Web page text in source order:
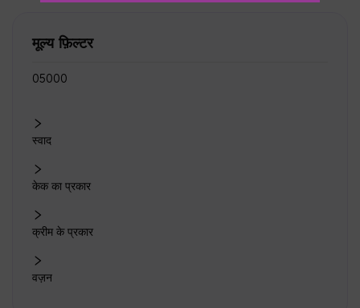
मूल्य फ़िल्टर
₹0₹5000
स्वाद
केक का प्रकार
क्रीम के प्रकार
वज़न